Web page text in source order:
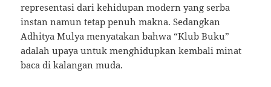
representasi dari kehidupan modern yang serba
instan namun tetap penuh makna. Sedangkan
Adhitya Mulya menyatakan bahwa “Klub Buku”
adalah upaya untuk menghidupkan kembali minat
baca di kalangan muda.